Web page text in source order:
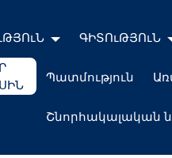
ԳԻՏՈւԹՅՈւՆ
Պատմություն
Շնորհակալական